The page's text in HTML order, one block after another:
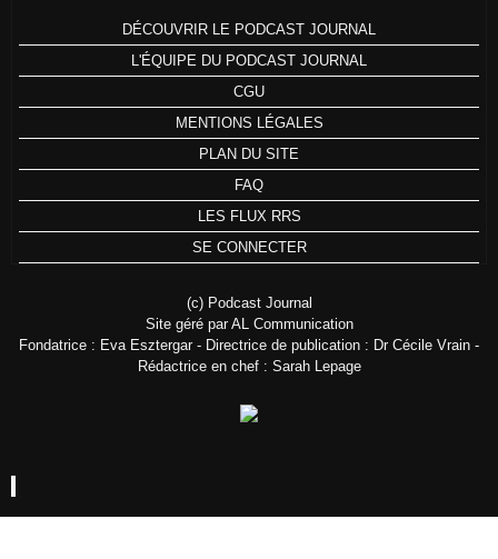
DÉCOUVRIR LE PODCAST JOURNAL
L'ÉQUIPE DU PODCAST JOURNAL
CGU
MENTIONS LÉGALES
PLAN DU SITE
FAQ
LES FLUX RRS
SE CONNECTER
(c) Podcast Journal
Site géré par AL Communication
Fondatrice : Eva Esztergar - Directrice de publication : Dr Cécile Vrain -
Rédactrice en chef : Sarah Lepage